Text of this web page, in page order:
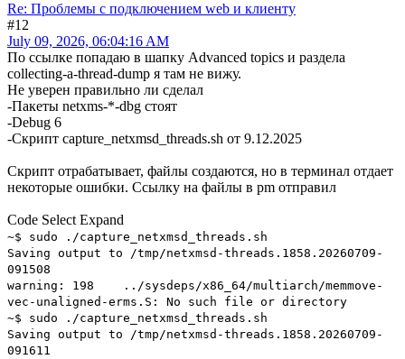
Re: Проблемы с подключением web и клиенту
#12
July 09, 2026, 06:04:16 AM
По ссылке попадаю в шапку Advanced topics и раздела
collecting-a-thread-dump я там не вижу.
Не уверен правильно ли сделал
-Пакеты netxms-*-dbg стоят
-Debug 6
-Скрипт capture_netxmsd_threads.sh от 9.12.2025
Скрипт отрабатывает, файлы создаются, но в терминал отдает
некоторые ошибки. Ссылку на файлы в pm отправил
Code Select Expand
~$ sudo ./capture_netxmsd_threads.sh
Saving output to /tmp/netxmsd-threads.1858.20260709-
091508
warning: 198 ../sysdeps/x86_64/multiarch/memmove-
vec-unaligned-erms.S: No such file or directory
~$ sudo ./capture_netxmsd_threads.sh
Saving output to /tmp/netxmsd-threads.1858.20260709-
091611